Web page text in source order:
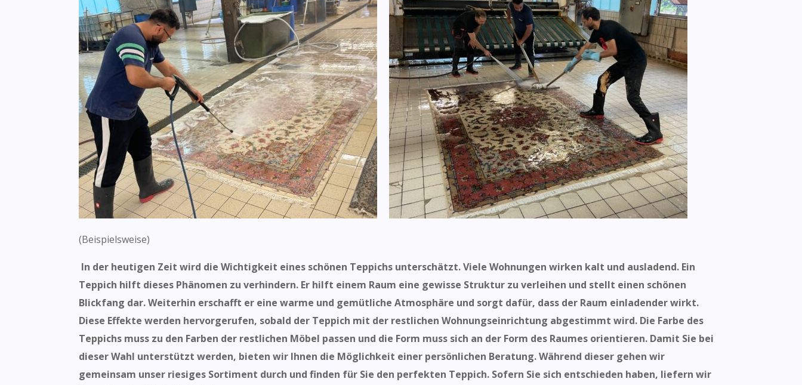
(Beispielsweise)
In der heutigen Zeit wird die Wichtigkeit eines schönen Teppichs unterschätzt.Viele Wohnungen wirken kalt und ausladend. Ein
Teppich hilft dieses Phänomen zu verhindern. Er hilft einem Raum eine gewisse Struktur zu verleihen und stellt einen schönen
Blickfang dar. Weiterhin erschafft er eine warme und gemütliche Atmosphäre und sorgt dafür, dass der Raum einladender wirkt.
Diese Effekte werden hervorgerufen, sobald der Teppich mit der restlichen Wohnungseinrichtung abgestimmt wird. Die Farbe des
Teppichs muss zu den Farben der restlichen Möbel passen und die Form muss sich an der Form des Raumes orientieren. Damit Sie bei
dieser Wahl unterstützt werden, bieten wir Ihnen die Möglichkeit einer persönlichen Beratung. Während dieser gehen wir
gemeinsam unser riesiges Sortiment durch und finden für Sie den perfekten Teppich. Sofern Sie sich entschieden haben, liefern wir